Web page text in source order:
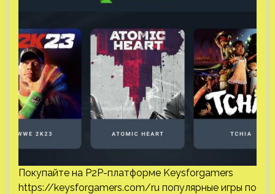
Покупайте на P2P-платформе Keysforgamers
https://keysforgamers.com/ru популярные игры по